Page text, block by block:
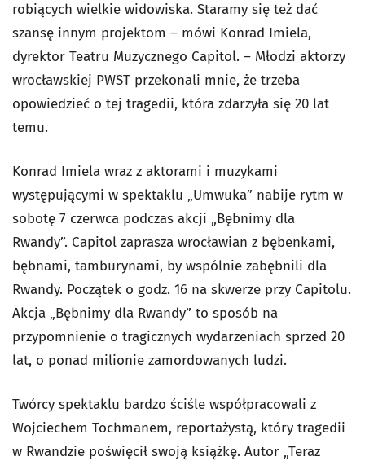
robiących wielkie widowiska. Staramy się też dać
szansę innym projektom – mówi Konrad Imiela,
dyrektor Teatru Muzycznego Capitol. – Młodzi aktorzy
wrocławskiej PWST przekonali mnie, że trzeba
opowiedzieć o tej tragedii, która zdarzyła się 20 lat
temu.
Konrad Imiela wraz z aktorami i muzykami
występującymi w spektaklu „Umwuka” nabije rytm w
sobotę 7 czerwca podczas akcji „Bębnimy dla
Rwandy”. Capitol zaprasza wrocławian z bębenkami,
bębnami, tamburynami, by wspólnie zabębnili dla
Rwandy. Początek o godz. 16 na skwerze przy Capitolu.
Akcja „Bębnimy dla Rwandy” to sposób na
przypomnienie o tragicznych wydarzeniach sprzed 20
lat, o ponad milionie zamordowanych ludzi.
Twórcy spektaklu bardzo ściśle współpracowali z
Wojciechem Tochmanem, reportażystą, który tragedii
w Rwandzie poświęcił swoją książkę. Autor „Teraz